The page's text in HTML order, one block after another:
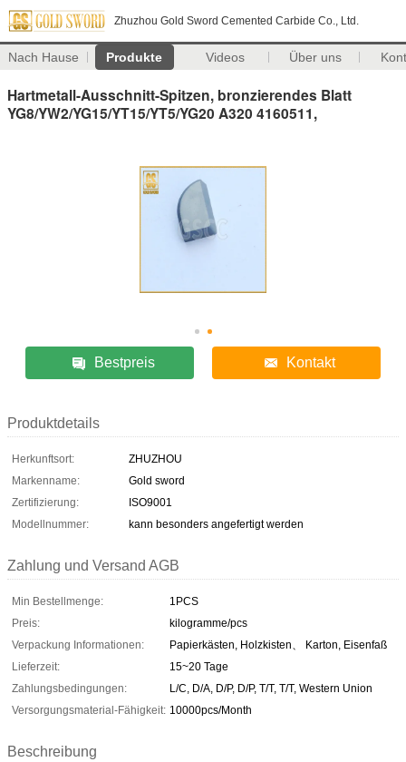
Zhuzhou Gold Sword Cemented Carbide Co., Ltd.
Nach Hause Produkte Videos Über uns
Hartmetall-Ausschnitt-Spitzen, bronzierendes Blatt
YG8/YW2/YG15/YT15/YT5/YG20 A320 4160511,
Bestpreis Kontakt
Produktdetails
Herkunftsort:
ZHUZHOU
Markenname:
Gold sword
Zertifizierung:
ISO9001
Modellnummer:
kann besonders angefertigt werden
Zahlung und Versand AGB
Min Bestellmenge:
1PCS
Preis:
kilogramme/pcs
Verpackung Informationen:
Papierkästen, Holzkisten、 Karton, Eisenfaß
Lieferzeit:
15~20 Tage
Zahlungsbedingungen:
L/C, D/A, D/P, D/P, T/T, T/T, Western Union
Versorgungsmaterial-Fähigkeit: 10000pcs/Month
Beschreibung